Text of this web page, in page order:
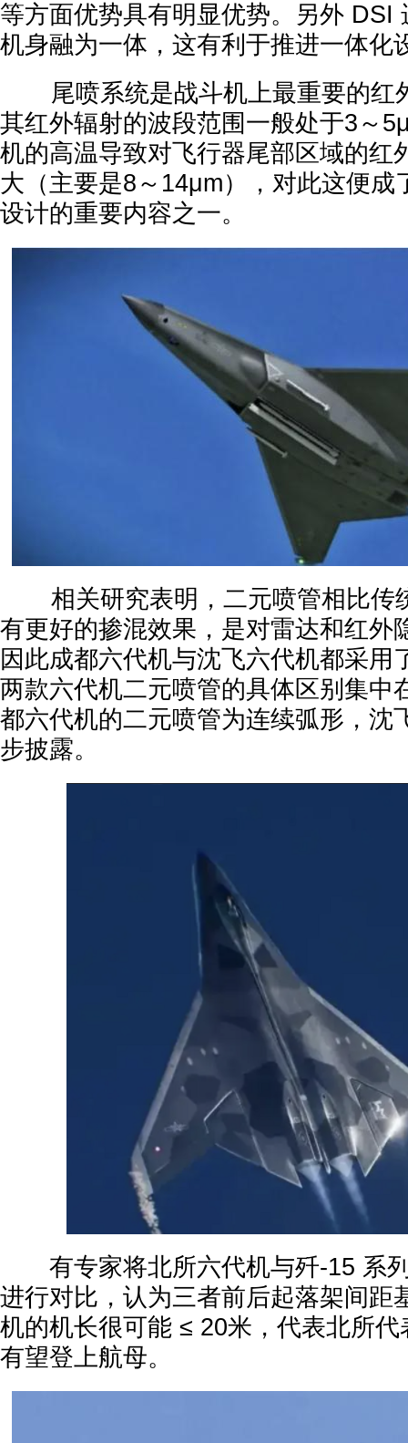
等方面优势具有明显优势。另外 DSI
机身融为一体，这有利于推进一体化
尾喷系统是战斗机上最重要的红
其红外辐射的波段范围一般处于3～
机的高温导致对飞行器尾部区域的红
大（主要是8～14μm），对此这便成
设计的重要内容之一。
相关研究表明，二元喷管相比传
有更好的掺混效果，是对雷达和红外
因此成都六代机与沈飞六代机都采用
两款六代机二元喷管的具体区别集中
都六代机的二元喷管为连续弧形，沈
步披露。
有专家将北所六代机与歼-15 系
进行对比，认为三者前后起落架间距
机的机长很可能 ≤ 20米，代表北所
有望登上航母。